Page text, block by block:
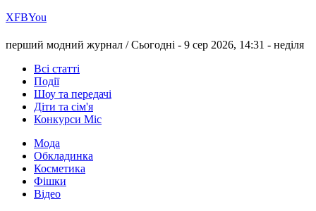
ХFBYou
перший модний журнал /Сьогодні - 9 сер 2026, 14:31 - неділя
Всі статті
Події
Шоу та передачі
Діти та сім'я
Конкурси Міс
Мода
Обкладинка
Косметика
Фішки
Відео